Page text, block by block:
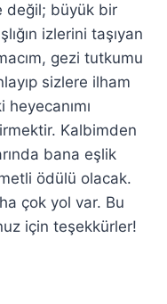
değil; büyük bir
izlerini taşıyan
gezi tutkumu
sizlere ilham
Kalbimden
bana eşlik
ödülü olacak.
çok yol var. Bu
için teşekkürler!